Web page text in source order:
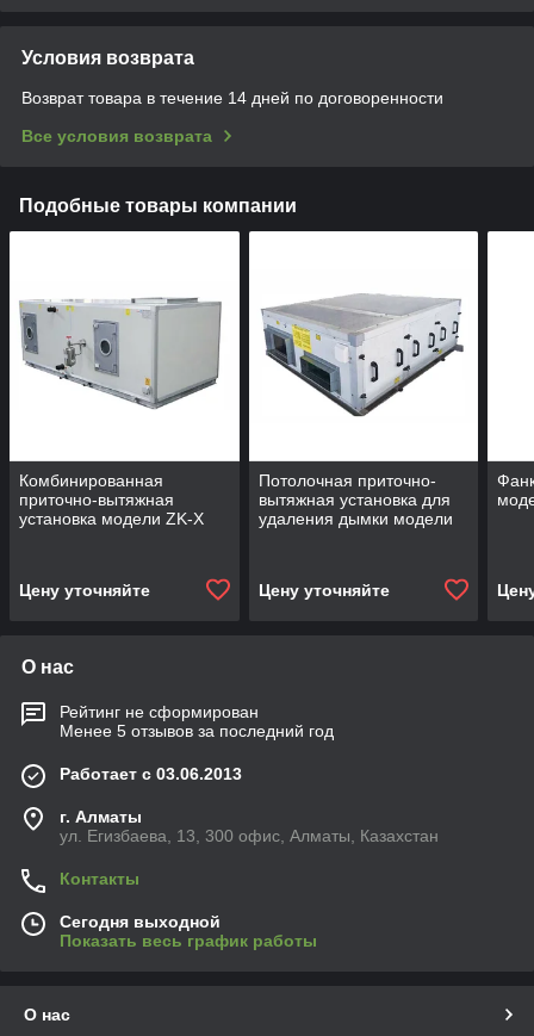
Условия возврата
Возврат товара в течение 14 дней по договоренности
Все условия возврата
Подобные товары компании
Комбинированная
приточно-вытяжная
установка модели ZK-X
Цену уточняйте
Потолочная приточно-
вытяжная установка для
удаления дымки модели
Цену уточняйте
О нас
Рейтинг не сформирован
Менее 5 отзывов за последний год
Работает с 03.06.2013
г. Алматы
ул. Егизбаева, 13, 300 офис, Алматы, Казахстан
Контакты
Сегодня выходной
Показать весь график работы
О нас